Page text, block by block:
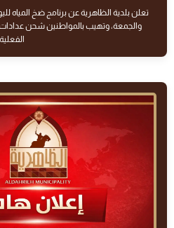
والجمعة، وتهيب بالمواطنين شحن عدادات